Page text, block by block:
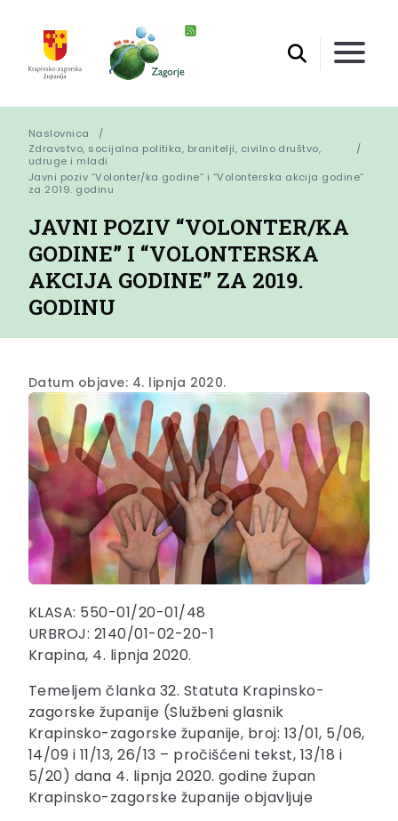
Naslovnica
Zdravstvo, socijalna politika, branitelji, civilno društvo,
udruge i mladi
Javni poziv “Volonter/ka godine” i “Volonterska akcija godine”
za 2019. godinu
JAVNI POZIV “VOLONTER/KA
GODINE” I “VOLONTERSKA
AKCIJA GODINE” ZA 2019.
GODINU
Datum objave: 4. lipnja 2020.
KLASA: 550-01/20-01/48
URBROJ: 2140/01-02-20-1
Krapina, 4. lipnja 2020.
Temeljem članka 32. Statuta Krapinsko-
zagorske županije (Službeni glasnik
Krapinsko-zagorske županije, broj: 13/01, 5/06,
14/09 i 11/13, 26/13 – pročišćeni tekst, 13/18 i
5/20) dana 4. lipnja 2020. godine župan
Krapinsko-zagorske županije objavljuje